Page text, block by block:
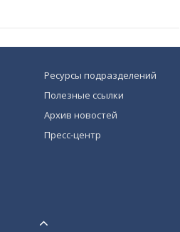
Ресурсы подразделений
Полезные ссылки
Архив новостей
Пресс-центр